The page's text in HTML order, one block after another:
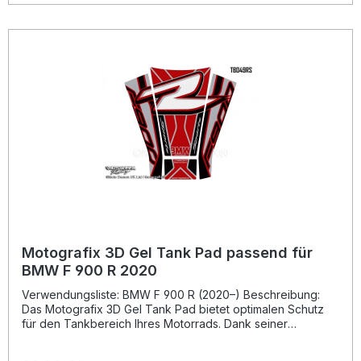
verhindert das Eindringen von Feuchtigkeit oder
anspruchsvolle Motorradfahrer, die auf Qualität, Design und
temperaturbeständig von -50 °C bis +110 °C Sportliches
Racing-Design – perfekter Look für Ihr Motorrad Einfache
Montage dank präziser Passform Lieferumfang: 1x
Motografix 3D Gel Tank Pad Protector TB048RK
Motografix 3D Gel Tank Pad passend für
BMW F 900 R 2020
Verwendungsliste: BMW F 900 R (2020–) Beschreibung:
Das Motografix 3D Gel Tank Pad bietet optimalen Schutz
für den Tankbereich Ihres Motorrads. Dank seiner